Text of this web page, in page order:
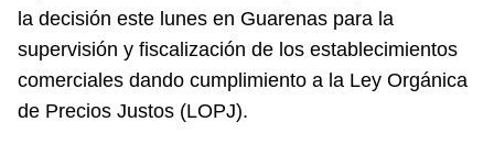
la decisión este lunes en Guarenas para la
supervisión y fiscalización de los establecimientos
comerciales dando cumplimiento a la Ley Orgánica
de Precios Justos (LOPJ).